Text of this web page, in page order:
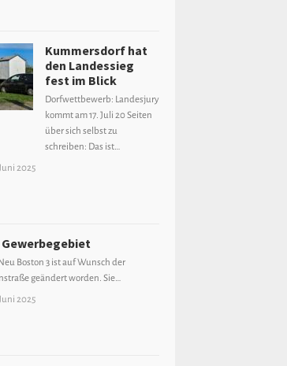
Kummersdorf hat
den Landessieg
fest im Blick
Dorfwettbewerb: Landesjury
kommt am 17. Juli 20 Seiten
über sich selbst zu
schreiben: Das ist…
2025
Gewerbegebiet
Boston 3 ist auf Wunsch der
geändert worden. Sie…
2025